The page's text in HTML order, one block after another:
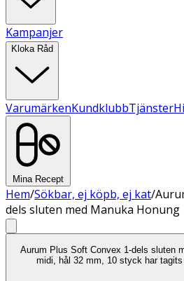
Kampanjer
Kloka Råd
VarumärkenKundklubbTjänster
Mina Recept
Hem/Sökbar, ej köpb, ej kat/
dels sluten med Manuka Honung
Aurum Plus Soft Convex 1-dels sluten
midi, hål 32 mm, 10 styck har